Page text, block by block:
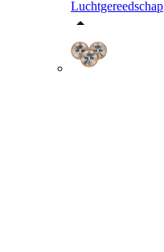
Luchtgereedschap